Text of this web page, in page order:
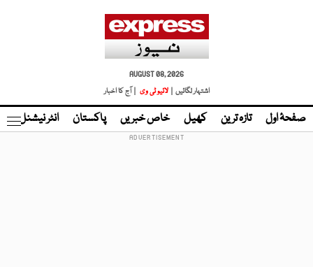
AUGUST 08, 2026
اشتہار لگائیں |
لائیو ٹی وی | آج کا اخبار
صفحۂ اول تازہ ترین کھیل خاص خبریں پاکستان انٹر نیشنل